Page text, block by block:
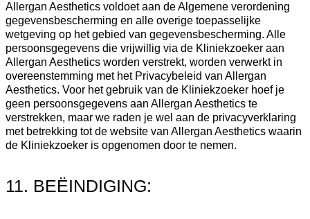
Allergan Aesthetics voldoet aan de Algemene verordening
gegevensbescherming en alle overige toepasselijke
wetgeving op het gebied van gegevensbescherming. Alle
persoonsgegevens die vrijwillig via de Kliniekzoeker aan
Allergan Aesthetics worden verstrekt, worden verwerkt in
overeenstemming met het Privacybeleid van Allergan
Aesthetics. Voor het gebruik van de Kliniekzoeker hoef je
geen persoonsgegevens aan Allergan Aesthetics te
verstrekken, maar we raden je wel aan de privacyverklaring
met betrekking tot de website van Allergan Aesthetics waarin
de Kliniekzoeker is opgenomen door te nemen.
11. BEËINDIGING: